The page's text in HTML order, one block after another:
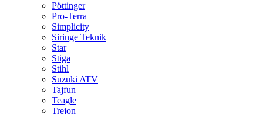
Pöttinger
Pro-Terra
Simplicity
Siringe Teknik
Star
Stiga
Stihl
Suzuki ATV
Tajfun
Teagle
Trejon